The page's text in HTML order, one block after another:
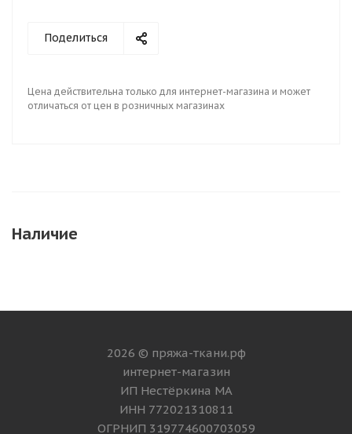
Поделиться
Цена действительна только для интернет-магазина и может
отличаться от цен в розничных магазинах
Наличие
2026 © пряжа-ткани.рф
интернет-магазин
ИП Нестёркина МА
ИНН 772021310811
ОГРНИП 319774600703059